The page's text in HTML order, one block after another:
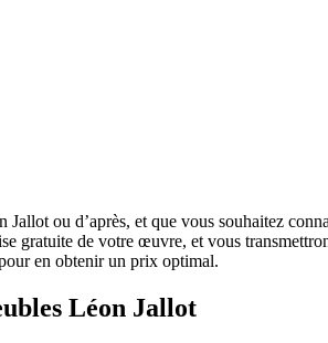
Jallot ou d’après, et que vous souhaitez
gratuite de votre œuvre, et vous
en obtenir un prix optimal.
Léon Jallot